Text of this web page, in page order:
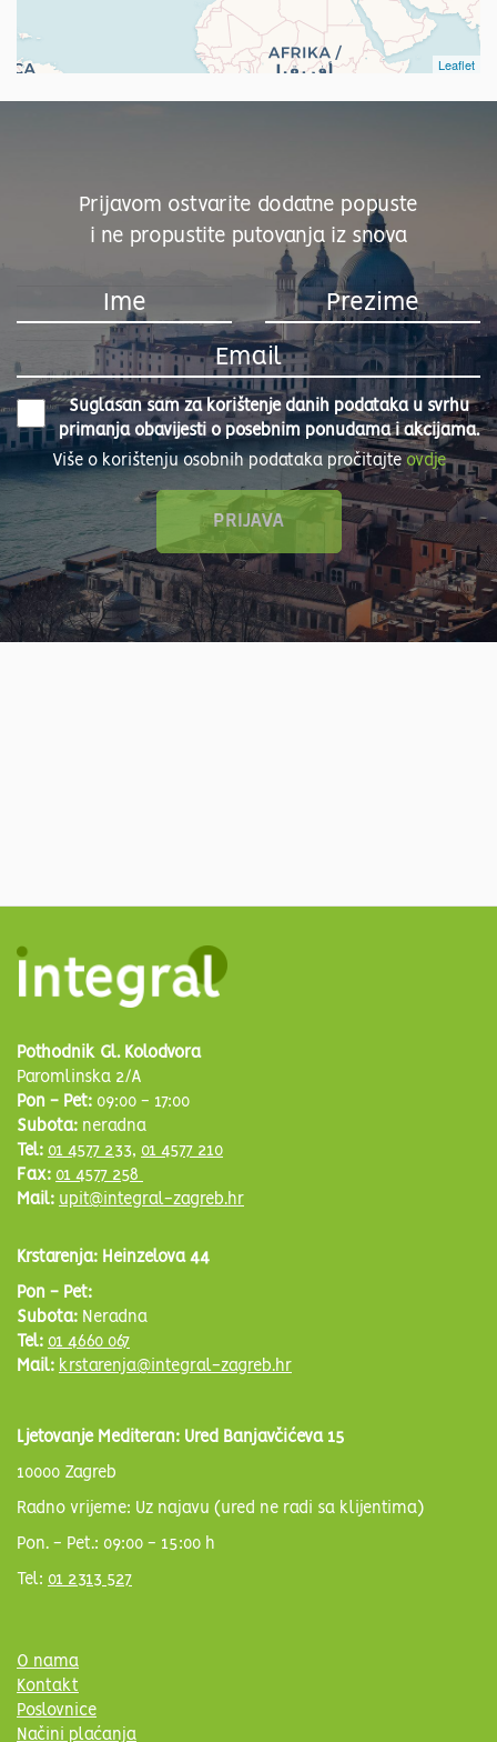
Leaflet
Prijavom ostvarite dodatne popuste
i ne propustite putovanja iz snova
Suglasan sam za korištenje danih podataka u svrhu
primanja obavijesti o posebnim ponudama i akcijama.
Više o korištenju osobnih podataka pročitajteovdje
Pothodnik Gl. Kolodvora
Paromlinska 2/A
Pon - Pet: 09:00 - 17:00
Subota: neradna
Tel: 01 4577 233, 01 4577 210
Fax: 01 4577 258
Mail: upit@integral-zagreb.hr
Krstarenja: Heinzelova 44
Pon - Pet:
Subota: Neradna
Tel: 01 4660 067
Mail: krstarenja@integral-zagreb.hr
Ljetovanje Mediteran: Ured Banjavčićeva 15
10000 Zagreb
Radno vrijeme: Uz najavu (ured ne radi sa klijentima)
Pon. - Pet.: 09:00 - 15:00 h
Tel: 01 2313 527
O nama
Kontakt
Poslovnice
Načini plaćanja